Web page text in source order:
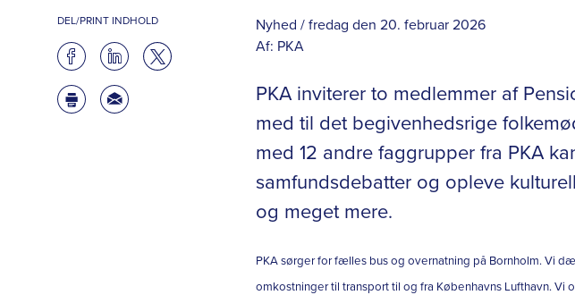
DEL/PRINT INDHOLD
Nyhed / fredag den 20. februar 2026
Af: PKA
PKA inviterer to medlemmer af
med til det begivenhedsrige
med 12 andre faggrupper fra PKA
samfundsdebatter og opleve
og meget mere.
PKA sørger for fælles bus og overnatning på Bornholm. Vi
omkostninger til transport til og fra Københavns Lufthavn. Vi